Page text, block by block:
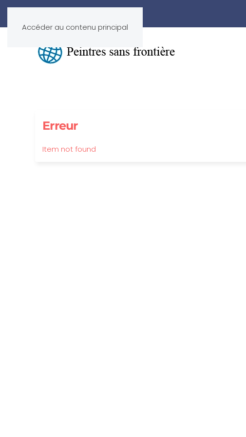
Accéder au contenu principal
Erreur
Item not found